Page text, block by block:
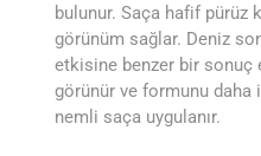
bulunur. Saça hafif pürüz
görünüm sağlar. Deniz
etkisine benzer bir sonuç
görünür ve formunu daha
nemli saça uygulanır.